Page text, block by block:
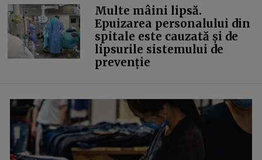
Multe mâini lipsă.
Epuizarea personalului din
spitale este cauzată și de
lipsurile sistemului de
prevenție